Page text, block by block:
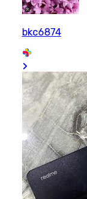
bkc6874